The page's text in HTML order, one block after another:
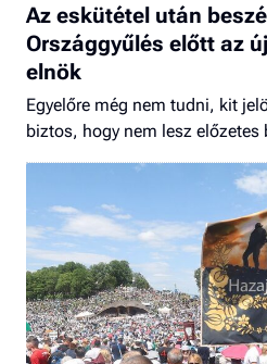
Az eskütétel után
Országgyűlés előtt az
elnök
Egyelőre még nem tudni, kit
biztos, hogy nem lesz